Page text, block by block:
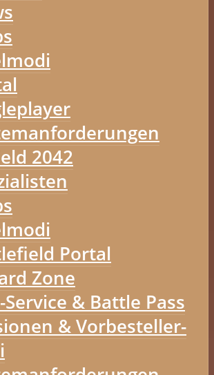
2042
Portal
Zone
Service & Battle Pass
& Vorbesteller-